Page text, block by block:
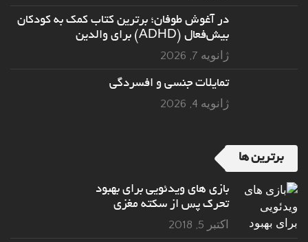
در آغوش طوفان؛ برترین کتاب کمک به کودکان
بیش‌فعال (ADHD) برای والدین
ژانویه 7, 2026
تمایلات جنسی و افسردگی
ژانویه 4, 2026
برترین ها
بازی های ویدئویی برای بهبود
تحرک پس از سکته مغزی
اکتبر 5, 2018